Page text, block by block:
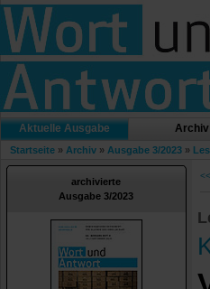
Aktuelle Ausgabe Archiv
Startseite » Archiv » Ausgabe 3/2023 »
archivierte
Ausgabe 3/2023